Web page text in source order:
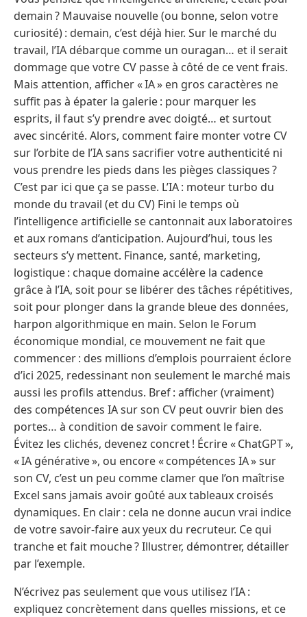
demain ? Mauvaise nouvelle (ou bonne, selon votre
curiosité) : demain, c’est déjà hier. Sur le marché du
travail, l’IA débarque comme un ouragan… et il serait
dommage que votre CV passe à côté de ce vent frais.
Mais attention, afficher « IA » en gros caractères ne
suffit pas à épater la galerie : pour marquer les
esprits, il faut s’y prendre avec doigté… et surtout
avec sincérité. Alors, comment faire monter votre CV
sur l’orbite de l’IA sans sacrifier votre authenticité ni
vous prendre les pieds dans les pièges classiques ?
C’est par ici que ça se passe. L’IA : moteur turbo du
monde du travail (et du CV) Fini le temps où
l’intelligence artificielle se cantonnait aux laboratoires
et aux romans d’anticipation. Aujourd’hui, tous les
secteurs s’y mettent. Finance, santé, marketing,
logistique : chaque domaine accélère la cadence
grâce à l’IA, soit pour se libérer des tâches répétitives,
soit pour plonger dans la grande bleue des données,
harpon algorithmique en main. Selon le Forum
économique mondial, ce mouvement ne fait que
commencer : des millions d’emplois pourraient éclore
d’ici 2025, redessinant non seulement le marché mais
aussi les profils attendus. Bref : afficher (vraiment)
des compétences IA sur son CV peut ouvrir bien des
portes… à condition de savoir comment le faire.
Évitez les clichés, devenez concret ! Écrire « ChatGPT »,
« IA générative », ou encore « compétences IA » sur
son CV, c’est un peu comme clamer que l’on maîtrise
Excel sans jamais avoir goûté aux tableaux croisés
dynamiques. En clair : cela ne donne aucun vrai indice
de votre savoir-faire aux yeux du recruteur. Ce qui
tranche et fait mouche ? Illustrer, démontrer, détailler
par l’exemple.
N’écrivez pas seulement que vous utilisez l’IA :
expliquez concrètement dans quelles missions, et ce